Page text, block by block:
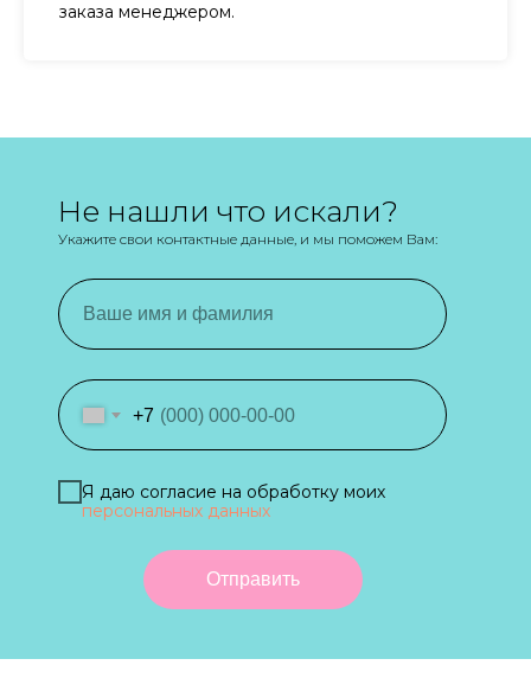
заказа менеджером.
+7
Я даю согласие на обработку моих
персональных данных
Отправить
Не нашли что искали?
Укажите свои контактные данные, и мы поможем Вам: